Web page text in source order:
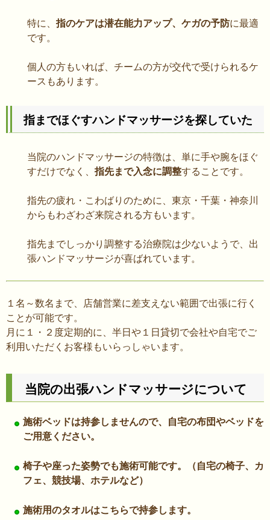
特に、 指のケアは潜在能力アップ、ケガの予防に最適
です。
個人の方もいれば、チームの方が交代で受けられるケ
ースもあります。
指までほぐすハンドマッサージを探していた
当院のハンドマッサージの特徴は、単に手や腕をほぐ
すだけでなく、 指先まで入念に調整することです。
指先の疲れ・こわばりのために、東京・千葉・神奈川
からもわざわざ来院される方もいます。
指先までしっかり調整する治療院は少ないようで、出
張ハンドマッサージが喜ばれています。
１名～数名まで、店舗営業に差支えない範囲で出張に行く
ことが可能です。
月に１・２度定期的に、半日や１日貸切で会社や自宅でご
利用いただくお客様もいらっしゃいます。
当院の出張ハンドマッサージについて
施術ベッドは持参しませんので、自宅の布団やベッドを
ご用意ください。
椅子や座った姿勢でも施術可能です。（自宅の椅子、カ
フェ、競技場、ホテルなど）
施術用のタオルはこちらで持参します。